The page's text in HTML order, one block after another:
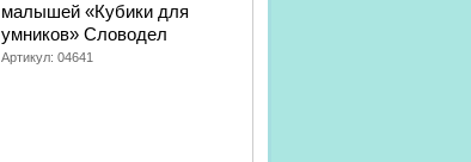
малышей «Кубики для
умников» Словодел
Артикул: 04641